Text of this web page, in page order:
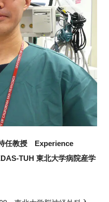
任教授 Experience
TUH 東北大学病院産学